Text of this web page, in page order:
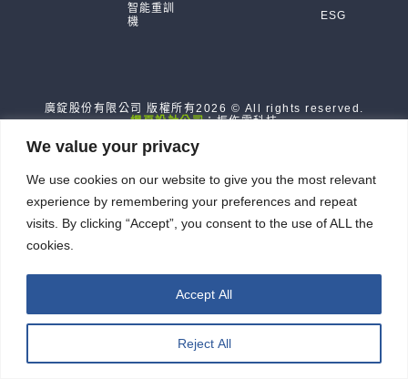
We value your privacy
We use cookies on our website to give you the most relevant
experience by remembering your preferences and repeat
visits. By clicking “Accept”, you consent to the use of ALL the
cookies.
Reject All
Accept All
智能重訓
機
ESG
廣錠股份有限公司 版權所有2026 © All rights reserved.
網頁設計公司：振作雲科技